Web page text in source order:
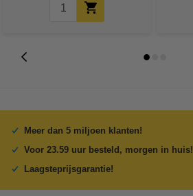
Meer dan 5 miljoen klanten!
Voor 23.59 uur besteld, morgen in huis!
Laagsteprijsgarantie!